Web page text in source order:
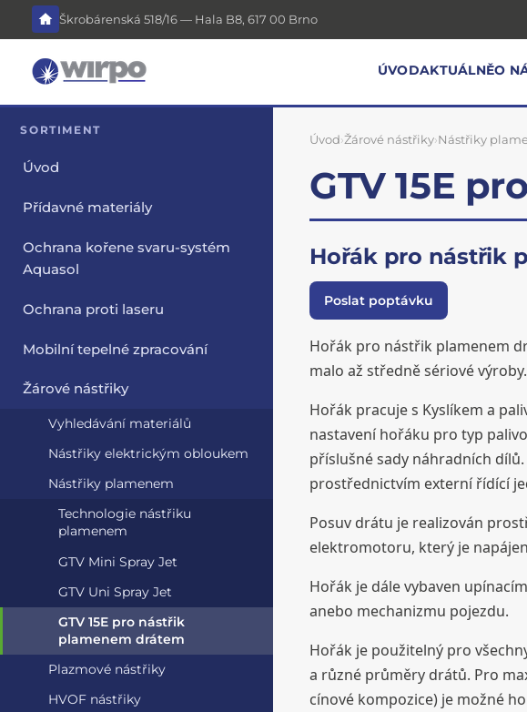
Škrobárenská 518/16 — Hala B8, 617 00 Brno
ÚVODAKTUÁLNĚO
SORTIMENT
Úvod
Přídavné materiály
Ochrana kořene svaru-systém
Aquasol
Ochrana proti laseru
Mobilní tepelné zpracování
Žárové nástřiky
Vyhledávání materiálů
Nástřiky elektrickým obloukem
Nástřiky plamenem
Technologie nástřiku
plamenem
GTV Mini Spray Jet
GTV Uni Spray Jet
GTV 15E pro nástřik
plamenem drátem
Plazmové nástřiky
HVOF nástřiky
Úvod›Žárové nástřiky›Nástřiky
GTV 15E
Hořák pro nástřik
Poslat poptávku
Hořák pro nástřik plamenem
malo až středně sériové výroby.
Hořák pracuje s Kyslíkem a
nastavení hořáku pro typ
příslušné sady náhradních
prostřednictvím externí řídící
Posuv drátu je realizován
elektromotoru, který je
Hořák je dále vybaven
anebo mechanizmu pojezdu.
Hořák je použitelný pro
a různé průměry drátů. Pro
cínové kompozice) je možné